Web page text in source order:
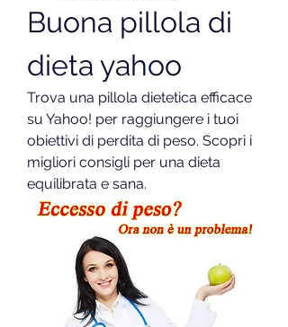
Buona pillola di
dieta yahoo
Trova una pillola dietetica efficace
su Yahoo! per raggiungere i tuoi
obiettivi di perdita di peso. Scopri i
migliori consigli per una dieta
equilibrata e sana.